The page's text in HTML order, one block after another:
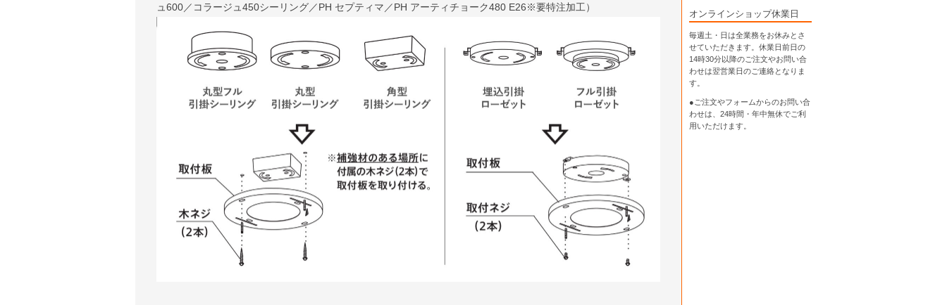
ュ600／コラージュ450シーリング／PH セプティマ／PH アーティチョーク480 E26※要特注加工）
オンラインショップ休業日
毎週土・日は全業務をお休みとさ
せていただきます。休業日前日の
14時30分以降のご注文やお問い合
わせは翌営業日のご連絡となりま
す。
●ご注文やフォームからのお問い合
わせは、 24時間・年中無休でご利
用いただけます。